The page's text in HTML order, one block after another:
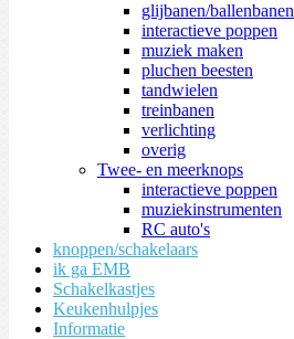
glijbanen/ballenbanen
interactieve poppen
muziek maken
pluchen beesten
tandwielen
treinbanen
verlichting
overig
Twee- en meerknops
interactieve poppen
muziekinstrumenten
RC auto's
knoppen/schakelaars
ik ga EMB
Schakelkastjes
Keukenhulpjes
Informatie